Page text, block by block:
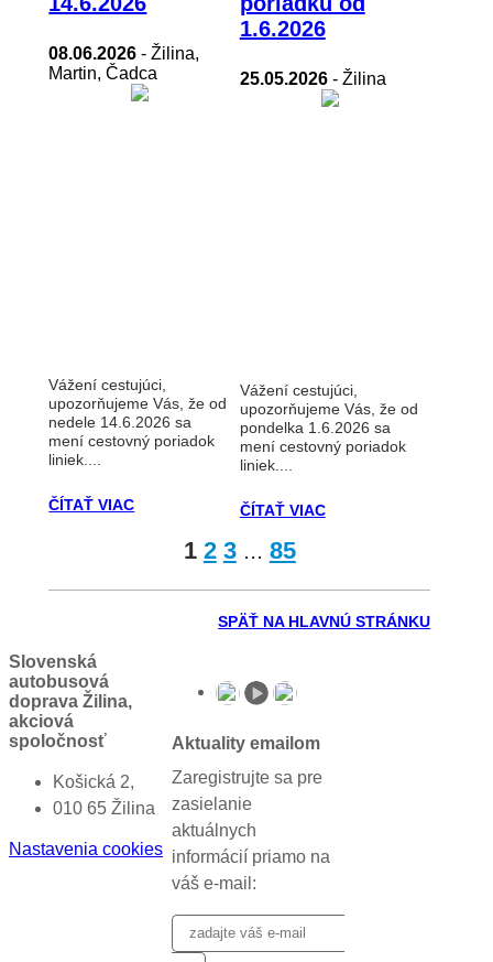
08.06.2026- Žilina,
Martin, Čadca
Vážení cestujúci,
upozorňujeme Vás, že od
nedele 14.6.2026 sa
mení cestovný poriadok
liniek....
ČÍTAŤ VIAC
1.6.2026
25.05.2026 - Žilina
Vážení cestujúci,
upozorňujeme Vás, že od
pondelka 1.6.2026 sa
mení cestovný poriadok
liniek....
ČÍTAŤ VIAC
1 2 3... 85
SPÄŤ NA HLAVNÚ STRÁNKU
Slovenská
autobusová
doprava Žilina,
akciová
spoločnosť
Košická 2,
010 65 Žilina
Nastavenia cookies
Aktuality emailom
Zaregistrujte sa pre
zasielanie
aktuálnych
informácií priamo na
váš e-mail: